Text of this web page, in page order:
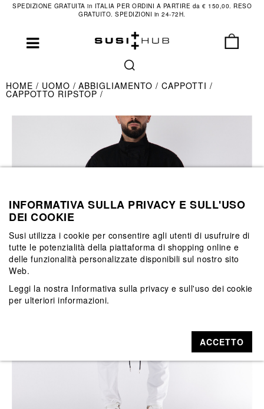
SPEDIZIONE GRATUITA in ITALIA PER ORDINI A PARTIRE da € 150,00. RESO
GRATUITO. SPEDIZIONI in 24-72H.
HOME UOMO ABBIGLIAMENTO CAPPOTTI
CAPPOTTO RIPSTOP
INFORMATIVA SULLA PRIVACY E SULL'USO
DEI COOKIE
Susi utilizza i cookie per consentire agli utenti di usufruire di
tutte le potenzialità della piattaforma di shopping online e
delle funzionalità personalizzate disponibili sul nostro sito
Web.
Leggi la nostra Informativa sulla privacy e sull'uso dei cookie
per ulteriori informazioni.
ACCETTO